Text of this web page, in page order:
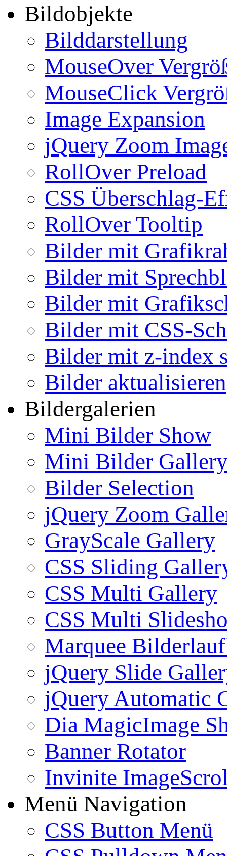
Bildobjekte
Bilddarstellung
MouseOver
MouseClick
Image Expansion
jQuery Zoom
RollOver Preload
CSS Überschlag-
RollOver Tooltip
Bilder mit
Bilder mit
Bilder mit
Bilder mit CSS-
Bilder mit z-index
Bilder aktualisieren
Bildergalerien
Mini Bilder Show
Mini Bilder
Bilder Selection
jQuery Zoom
GrayScale Gallery
CSS Sliding
CSS Multi Gallery
CSS Multi
Marquee
jQuery Slide
jQuery Automatic
Dia MagicImage
Banner Rotator
Invinite
Menü Navigation
CSS Button Menü